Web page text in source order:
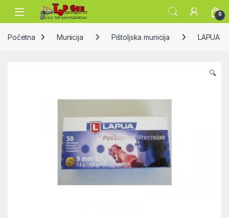
Skip to navigation
Skip to content
Open 0
Početna Municija Pištoljska municija LAPUA
🔍